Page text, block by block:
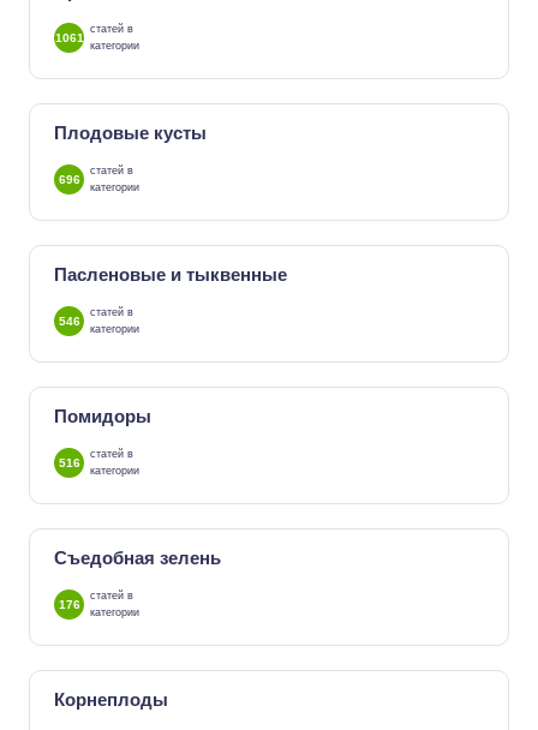
1061
статей в
категории
Плодовые кусты
696
статей в
категории
Пасленовые и тыквенные
546
статей в
категории
Помидоры
516
статей в
категории
Съедобная зелень
176
статей в
категории
Корнеплоды